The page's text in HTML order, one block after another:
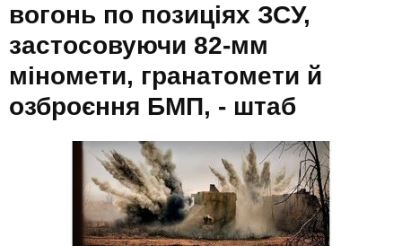
вогонь по позиціях ЗСУ,
застосовуючи 82-мм
міномети, гранатомети й
озброєння БМП, - штаб